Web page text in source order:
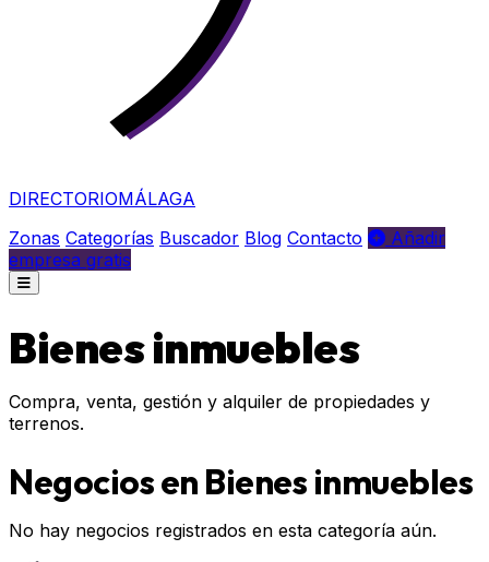
DIRECTORIOMÁLAGA
Zonas Categorías Buscador Blog Contacto
Añadir
empresa gratis
Bienes inmuebles
Compra, venta, gestión y alquiler de propiedades y
terrenos.
Negocios en Bienes inmuebles
No hay negocios registrados en esta categoría aún.